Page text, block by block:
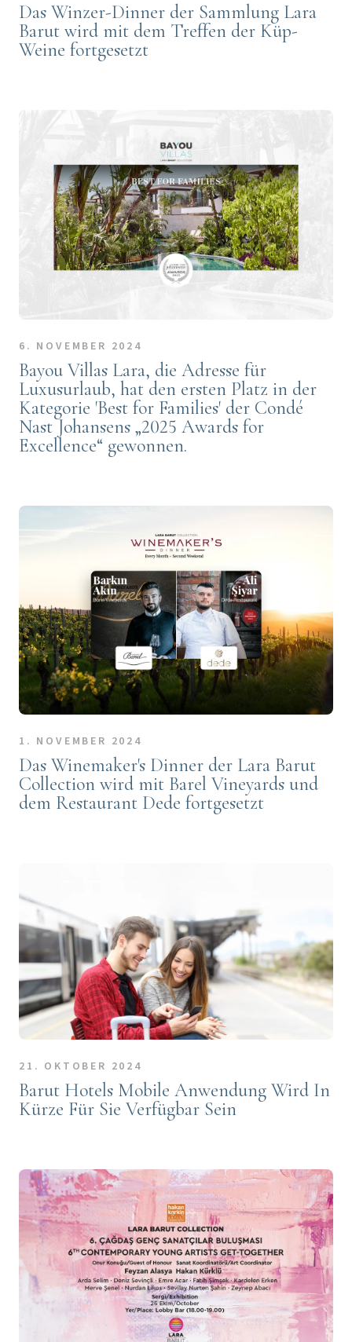
Das Winzer-Dinner der Sammlung Lara
Barut wird mit dem Treffen der Küp-
Weine fortgesetzt
6. NOVEMBER 2024
Bayou Villas Lara, die Adresse für
Luxusurlaub, hat den ersten Platz in der
Kategorie 'Best for Families' der Condé
Nast Johansens „2025 Awards for
Excellence“ gewonnen.
1. NOVEMBER 2024
Das Winemaker's Dinner der Lara Barut
Collection wird mit Barel Vineyards und
dem Restaurant Dede fortgesetzt
21. OKTOBER 2024
Barut Hotels Mobile Anwendung Wird In
Kürze Für Sie Verfügbar Sein